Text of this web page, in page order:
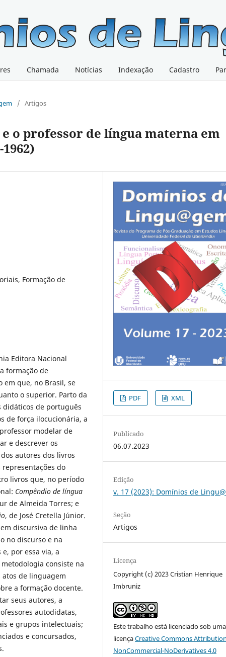
Chamada Notícias Indexação Cadastro
/ Artigos
o professor de língua materna em
Formação de
Editora Nacional
formação de
em que, no Brasil, se
o superior. Parto da
didáticos de português
de força ilocucionária, a
modelar de
e descrever os
autores dos livros
do
livros que, no período
Compêndio de língua
de Almeida Torres; e
, de José Cretella Júnior.
discursiva de linha
no discurso e na
por essa via, a
consiste na
atos de linguagem
a formação docente.
seus autores, a
autodidatas,
e grupos intelectuais;
e concursados,
PDF XML
Publicado
06.07.2023
Edição
v. 17 (2023): Domínios de
Seção
Artigos
Licença
Copyright (c) 2023 Cristian Henrique
Imbruniz
Este trabalho está licenciado sob uma
licençaCreative Commons
NonCommercial-NoDerivatives 4.0